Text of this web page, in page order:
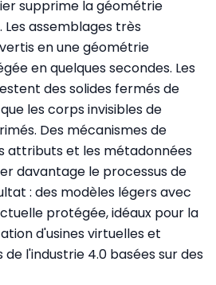
supprime la géométrie
assemblages très
en une géométrie
en quelques secondes. Les
des solides fermés de
les corps invisibles de
Des mécanismes de
attributs et les métadonnées
davantage le processus de
: des modèles légers avec
protégée, idéaux pour la
d'usines virtuelles et
l'industrie 4.0 basées sur des